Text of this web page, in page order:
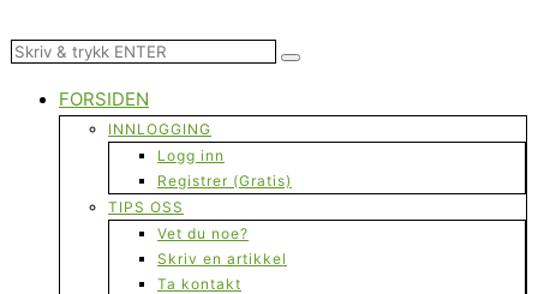
FORSIDEN
INNLOGGING
Logg inn
Registrer (Gratis)
TIPS OSS
Vet du noe?
Skriv en artikkel
Ta kontakt